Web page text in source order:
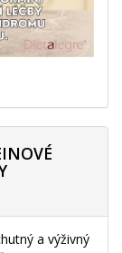
a výživný